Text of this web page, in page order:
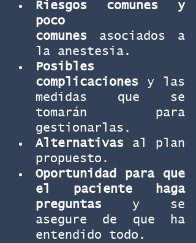
Riesgos comunes y
poco
comunes asociados a
la anestesia.
Posibles
complicaciones y las
medidas que se
tomarán para
gestionarlas.
Alternativas al plan
propuesto.
Oportunidad para que
el paciente haga
preguntas y se
asegure de que ha
entendido todo.